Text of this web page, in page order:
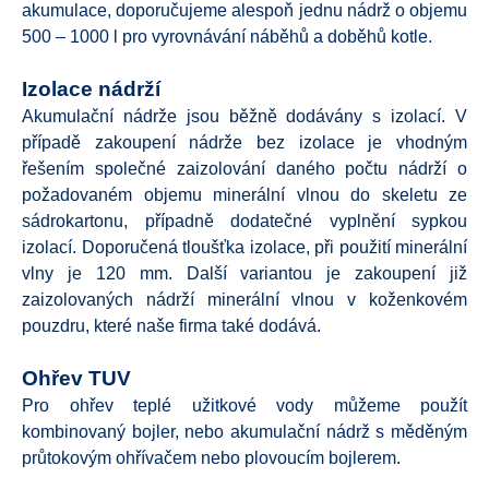
akumulace, doporučujeme alespoň jednu nádrž o objemu
500 – 1000 l pro vyrovnávání náběhů a doběhů kotle.
Izolace nádrží
Akumulační nádrže jsou běžně dodávány s izolací. V
případě zakoupení nádrže bez izolace je vhodným
řešením společné zaizolování daného počtu nádrží o
požadovaném objemu minerální vlnou do skeletu ze
sádrokartonu, případně dodatečné vyplnění sypkou
izolací. Doporučená tloušťka izolace, při použití minerální
vlny je 120 mm. Další variantou je zakoupení již
zaizolovaných nádrží minerální vlnou v koženkovém
pouzdru, které naše firma také dodává.
Ohřev TUV
Pro ohřev teplé užitkové vody můžeme použít
kombinovaný bojler, nebo akumulační nádrž s měděným
průtokovým ohřívačem nebo plovoucím bojlerem.